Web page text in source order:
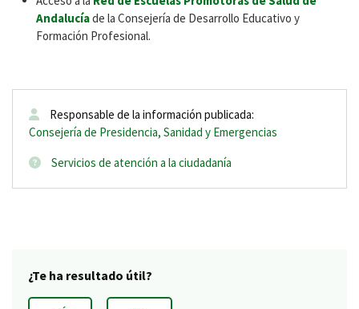
Andalucíade la Consejería de Desarrollo Educativo y
Formación Profesional.
Responsable de la información publicada:
Consejería de Presidencia, Sanidad y Emergencias
Servicios de atención a la ciudadanía